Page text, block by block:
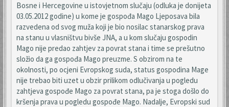
Bosne i Hercegovine u istovjetnom slučaju (odluka je donijeta
03.05.2012 godine) u kome je gospođa Mago Ljeposava bila
razvedena od svog muža koji je bio nosilac stanarskog prava
na stanu u vlasništvu bivše JNA, a u kom slučaju gospodin
Mago nije predao zahtjev za povrat stana i time se prešutno
složio da ga gospođa Mago preuzme. S obzirom na te
okolnosti, po ocjeni Evropskog suda, status gospodina Mage
nije trebao biti uzet u obzir prilikom odlučivanja u pogledu
zahtjeva gospođe Mago za povrat stana, pa je stoga došlo do
kršenja prava u pogledu gospođe Mago. Nadalje, Evropski sud